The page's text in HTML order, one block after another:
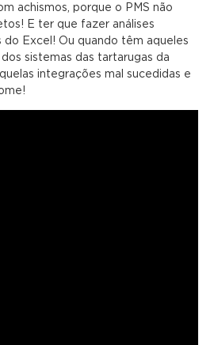
achismos, porque o PMS não
E ter que fazer análises
do Excel! Ou quando têm aqueles
sistemas das tartarugas da
integrações mal sucedidas e